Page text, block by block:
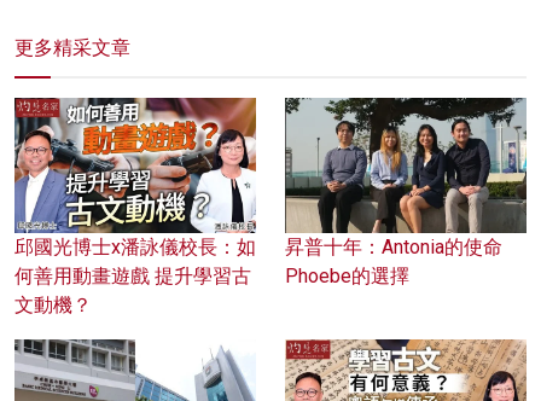
更多精采文章
邱國光博士x潘詠儀校長：如
何善用動畫遊戲 提升學習古
文動機？
昇普十年：Antonia的使命
Phoebe的選擇